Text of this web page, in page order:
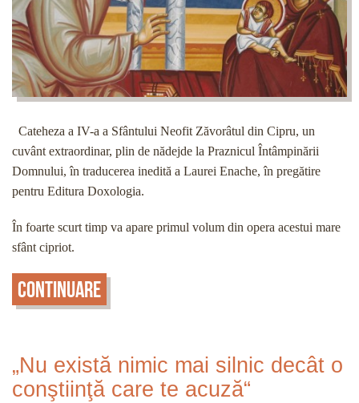
Cateheza a IV-a a Sfântului Neofit Zăvorâtul din Cipru, un
cuvânt extraordinar, plin de nădejde la Praznicul Întâmpinării
Domnului, în traducerea inedită a Laurei Enache, în pregătire
pentru Editura Doxologia.
În foarte scurt timp va apare primul volum din opera acestui mare
sfânt cipriot.
Continuare
„Nu există nimic mai silnic decât o
conştiinţă care te acuză“